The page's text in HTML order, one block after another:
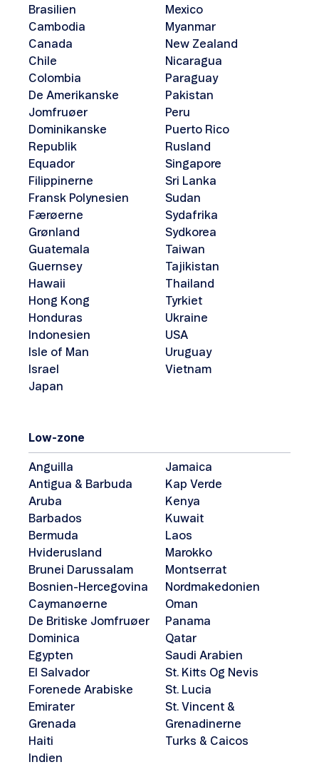
Brasilien
Cambodia
Canada
Chile
Colombia
De Amerikanske
Jomfruøer
Dominikanske
Republik
Equador
Filippinerne
Fransk Polynesien
Færøerne
Grønland
Guatemala
Guernsey
Hawaii
Hong Kong
Honduras
Indonesien
Isle of Man
Israel
Japan
Mexico
Myanmar
New Zealand
Nicaragua
Paraguay
Pakistan
Peru
Puerto Rico
Rusland
Singapore
Sri Lanka
Sudan
Sydafrika
Sydkorea
Taiwan
Tajikistan
Thailand
Tyrkiet
Ukraine
USA
Uruguay
Vietnam
Low-zone
Anguilla
Antigua & Barbuda
Aruba
Barbados
Bermuda
Hviderusland
Brunei Darussalam
Bosnien-Hercegovina
Caymanøerne
De Britiske Jomfruøer
Dominica
Egypten
El Salvador
Forenede Arabiske
Emirater
Grenada
Haiti
Indien
Jamaica
Kap Verde
Kenya
Kuwait
Laos
Marokko
Montserrat
Nordmakedonien
Oman
Panama
Qatar
Saudi Arabien
St. Kitts Og Nevis
St. Lucia
St. Vincent &
Grenadinerne
Turks & Caicos